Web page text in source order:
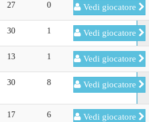
27 0 Vedi giocatore
30 1 Vedi giocatore
13 1 Vedi giocatore
30 8 Vedi giocatore
17 6 Vedi giocatore